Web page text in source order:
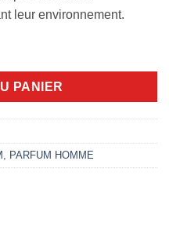
leur environnement.
Eau De Parfum 100ml
PANIER
, PARFUM HOMME